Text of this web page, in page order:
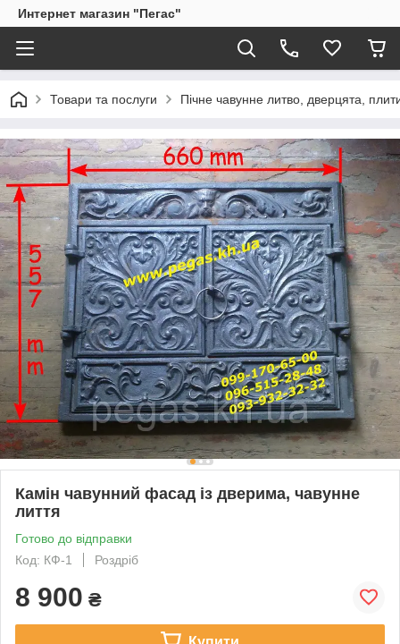
Интернет магазин "Пегас"
Товари та послуги Пічне чавунне литво, дверцята,
Камін чавунний фасад із дверима, чавунне
лиття
Готово до відправки
Код: КФ-1
Роздріб
8 900 ₴